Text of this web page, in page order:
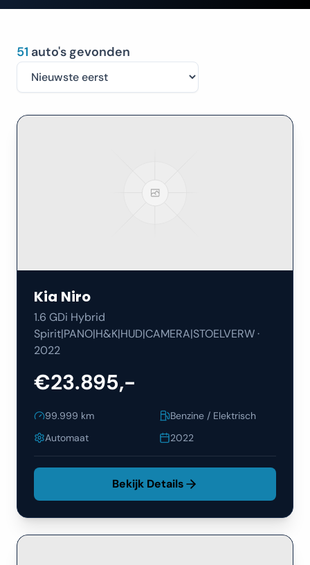
51 auto's gevonden
Kia Niro
1.6 GDi Hybrid
Spirit|PANO|H&K|HUD|CAMERA|STOELVERW·
2022
€23.895,-
99.999 km
Benzine / Elektrisch
Automaat
2022
Bekijk Details